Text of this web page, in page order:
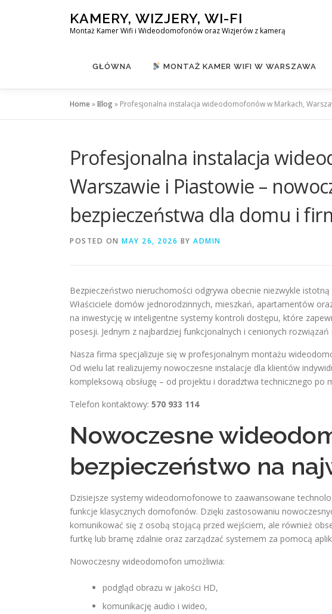
KAMERY, WIZJERY, WI-FI
Montaż Kamer Wifi i Wideodomofonów oraz Wizjerów z kamerą
GŁÓWNA MONTAŻ KAMER WIFI W WARSZAWA
Home»Blog» Profesjonalna instalacja wideodomofonów w Markach,
Profesjonalna instalacja
Warszawie i Piastowie –
bezpieczeństwa dla domu i
POSTED ON MAY 26, 2026 BY ADMIN
Bezpieczeństwo nieruchomości odgrywa obecnie niezwykle
Właściciele domów jednorodzinnych, mieszkań, apartamentów
na inwestycję w inteligentne systemy kontroli dostępu, które
posesji. Jednym z najbardziej funkcjonalnych i cenionych
Nasza firma specjalizuje się w profesjonalnym montażu
Od wielu lat realizujemy nowoczesne instalacje dla klientów
kompleksową obsługę – od projektu i doradztwa technicznego po
Telefon kontaktowy: 570 933 114
Nowoczesne
bezpieczeństwo na
Dzisiejsze systemy wideodomofonowe to zaawansowane
funkcje klasycznych domofonów. Dzięki zastosowaniu
komunikować się z osobą stojącą przed wejściem, ale również
furtkę lub bramę zdalnie oraz zarządzać systemem za pomocą
Nowoczesny wideodomofon umożliwia:
podgląd obrazu w jakości HD,
komunikację audio i wideo,